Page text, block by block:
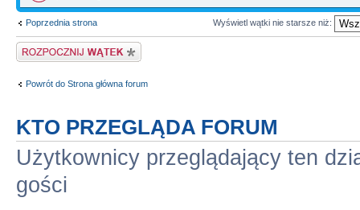
Poprzednia strona Wyświetl wątki nie starsze niż:
Napisz wątek
Powrót do Strona główna forum
KTO PRZEGLĄDA FORUM
Użytkownicy przeglądający ten
gości